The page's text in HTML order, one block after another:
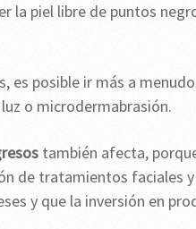
la piel libre de puntos
es posible ir más a
o microdermabrasión.
también afecta,
de tratamientos faciales
y que la inversión en